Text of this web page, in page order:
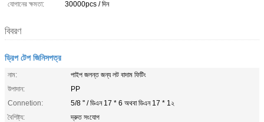
যোগানের ক্ষমতা:
30000pcs / দিন
বিবরণ
ড্রিপ টেপ জিনিসপত্র
নাম:
পাইপ জলন্ত জন্য লট বাদাম ফিটিং
উপাদান:
PP
Connetion:
5/8 '' / ডিএন 17 * 6 অথবা ডিএন 17 * 1২
বৈশিষ্ট্য:
দ্রুত সংযোগ